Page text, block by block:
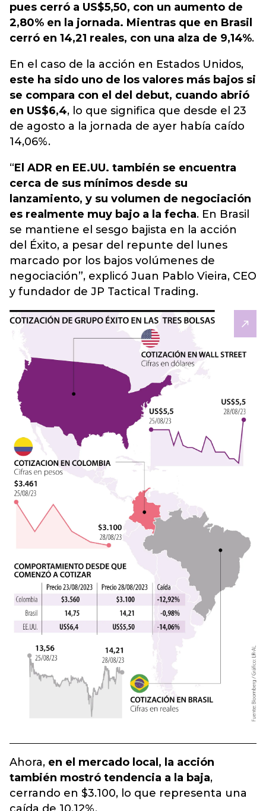
pues cerró a US$5,50, con un aumento de
2,80% en la jornada. Mientras que en Brasil
cerró en 14,21 reales, con una alza de 9,14%.
En el caso de la acción en Estados Unidos,
este ha sido uno de los valores más bajos si
se compara con el del debut, cuando abrió
en US$6,4, lo que significa que desde el 23
de agosto a la jornada de ayer había caído
14,06%.
“El ADR en EE.UU. también se encuentra
cerca de sus mínimos desde su
lanzamiento, y su volumen de negociación
es realmente muy bajo a la fecha. En Brasil
se mantiene el sesgo bajista en la acción
del Éxito, a pesar del repunte del lunes
marcado por los bajos volúmenes de
negociación”, explicó Juan Pablo Vieira, CEO
y fundador de JP Tactical Trading.
Ahora, en el mercado local, la acción
también mostró tendencia a la baja,
cerrando en $3.100, lo que representa una